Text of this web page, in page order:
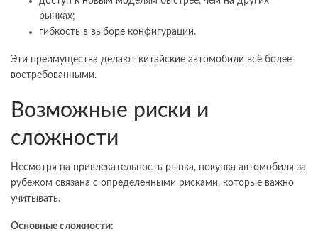
рынках;
гибкость в выборе конфигураций.
Эти преимущества делают китайские автомобили всё более
востребованными.
Возможные риски и
сложности
Несмотря на привлекательность рынка, покупка автомобиля за
рубежом связана с определенными рисками, которые важно
учитывать.
Основные сложности: